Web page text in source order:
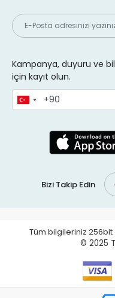
Kampanya, duyuru ve
için kayıt olun.
Bizi Takip Edin
Tüm bilgileriniz 256bit
© 2025